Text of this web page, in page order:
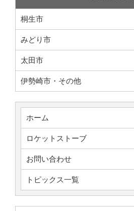
桐生市
みどり市
太田市
伊勢崎市・その他
ホーム
ロケットストーブ
お問い合わせ
トピックス一覧